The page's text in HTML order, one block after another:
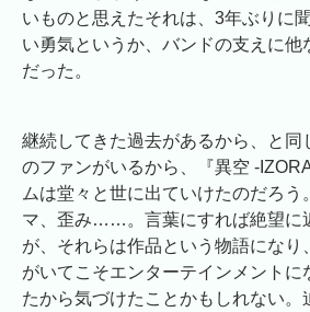
いものと思えたそれは、3年ぶりに
い勇気というか、バンドの支えに他
だった。
継続してきた過去があるから、と同
のファンがいるから、『異空 -
ムは堂々と世に出ていけたのだろう
マ、歪み……。言葉にすれば絶望に
が、それらは作品という物語になり
がいてこそエンターテインメントに
たから気づけたことかもしれない。